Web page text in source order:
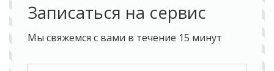
Записаться на сервис
Мы свяжемся с вами в течение 15 минут